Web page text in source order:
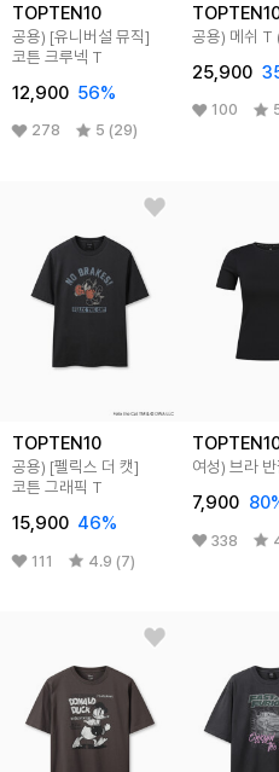
TOPTEN10
공용) [유니버설 뮤직]
코튼 크루넥 T
12,900 56%
278 5 (29)
공용) 메쉬 T
25,900
100
TOPTEN10
공용) [펠릭스 더 캣]
코튼 그래픽 T
15,900 46%
111 4.9 (7)
여성) 브라 반
7,900 80
338